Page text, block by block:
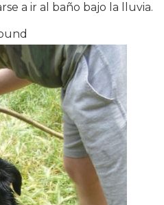
a ir al baño bajo la lluvia.